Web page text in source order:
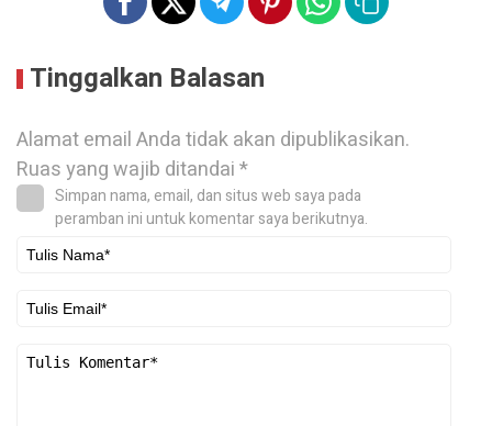
Tinggalkan Balasan
Alamat email Anda tidak akan dipublikasikan.
Ruas yang wajib ditandai*
Simpan nama, email, dan situs web saya pada
peramban ini untuk komentar saya berikutnya.